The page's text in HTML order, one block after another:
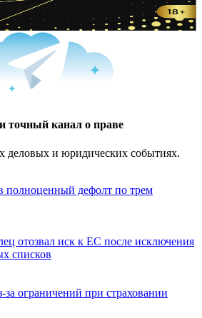
канал о праве
деловых и юридических событиях.
полноценный дефолт по трем
отозвал иск к ЕС после исключения
списков
ограничений при страховании